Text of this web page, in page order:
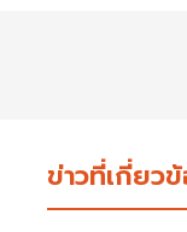
ข่าวที่เกี่ยว